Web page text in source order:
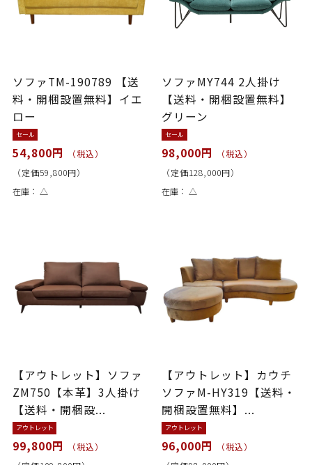
ソファTM-190789 【送
料・開梱設置無料】イエ
ロー
セール
54,800円
（税込）
（定価59,800円）
在庫： △
ソファMY744 2人掛け
【送料・開梱設置無料】
グリーン
セール
98,000円
（税込）
（定価128,000円）
在庫： △
【アウトレット】ソファ
ZM750【本革】3人掛け
【送料・開梱設...
アウトレット
99,800円
（税込）
【アウトレット】カウチ
ソファM-HY319【送料・
開梱設置無料】...
アウトレット
96,000円
（税込）